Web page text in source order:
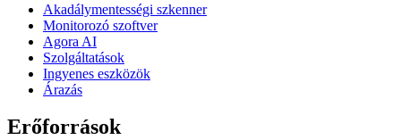
Akadálymentességi szkenner
Monitorozó szoftver
Agora AI
Szolgáltatások
Ingyenes eszközök
Árazás
Erőforrások